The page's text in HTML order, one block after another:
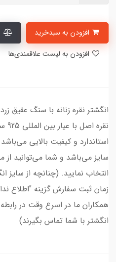
انگشتر نقره زنانه با سنگ عقیق
استاندارد و کیفیت بالایی
سایز می‌باشد و شما می‌توانید از
انتخاب نمایید. (چنانچه از سایز
زمان ثبت سفارش گزینه "اطلاع
همکاران ما در اسرع وقت در رابطه
انگشتر با شما تماس بگیرند)